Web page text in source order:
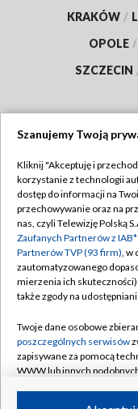
KRAKÓW /
OPOLE /
SZCZECIN
Abonament TVP
Emisja w TVP
Centrum informacji
Naziemna
Rada Programowa
System NOS
Informacje o
Szanujemy Twoją
Kliknij "Akceptuję i
korzystanie z technologii
dostęp do informacji na
przechowywanie oraz na
nas, czyli Telewizję Polską
Zaufanych Partnerów z
Partnerów TVP (93 firm), w
zautomatyzowanego
mierzenia ich
także zgody na
Twoje dane osobowe
poszczególnych serwisów
zapisywane za pomocą
WWW lub innych